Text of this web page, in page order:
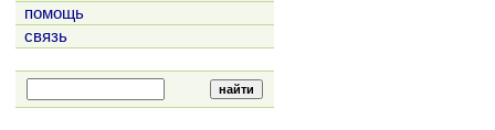
помощь
связь